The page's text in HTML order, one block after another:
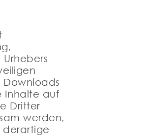
Downloads
Inhalte auf
Dritter
werden,
derartige